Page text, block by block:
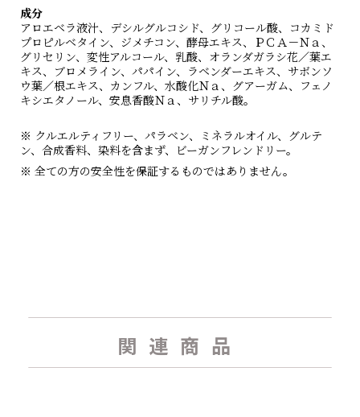
成分
アロエベラ液汁、デシルグルコシド、グリコール酸、コカミド
プロピルベタイン、ジメチコン、酵母エキス、ＰＣＡ－Ｎａ、
グリセリン、変性アルコール、乳酸、オランダガラシ花／葉エ
キス、ブロメライン、パパイン、ラベンダーエキス、サボンソ
ウ葉／根エキス、カンフル、水酸化Ｎａ、グアーガム、フェノ
キシエタノール、安息香酸Ｎａ、サリチル酸。
※ クルエルティフリー、パラベン、ミネラルオイル、グルテ
ン、合成香料、染料を含まず、ビーガンフレンドリー。
※ 全ての方の安全性を保証するものではありません。
関連商品